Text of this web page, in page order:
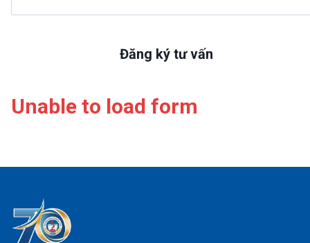
Đăng ký tư vấn
Unable to load form